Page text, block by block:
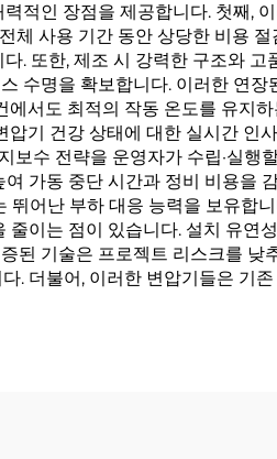
적인 장점을 제공합니다. 첫째,
체 사용 기간 동안 상당한 비용 절
. 또한, 제조 시 강력한 구조와 고
수명을 확보합니다. 이러한 연장
서도 최적의 작동 온도를 유지
기 건강 상태에 대한 실시간 인
수 전략을 운영자가 수립·실행
가동 중단 시간과 정비 비용을
어난 부하 대응 능력을 보유합
이는 점이 있습니다. 설치 유연
된 기술은 프로젝트 리스크를 낮
. 더불어, 이러한 변압기들은 기